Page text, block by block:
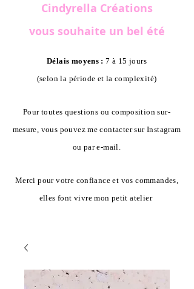
Cindyrella Créations
vous souhaite un bel été
Délais moyens : 7 à 15 jours
(selon la période et la complexité)
Pour toutes questions ou composition sur-
mesure, vous pouvez me contacter sur Instagram
ou par e-mail.
Merci pour votre confiance et vos commandes,
elles font vivre mon petit atelier